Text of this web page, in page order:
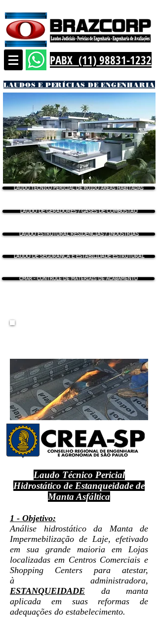
PABX (11) 98831-1232
LAUDOS E PERÍCIAS DE ENGENHARIA
LAUDO TÉCNICO PERICIAL DE RUÍDO ÁREAS HABITADAS
LAUDO DE GERADORES / GASES DE COMBUSTÃO
LAUDO ESTRUTURAL RESIDÊNCIAS / INDUSTRIAS
LAUDO DE SEGURANÇA E ESTABILIDADE ESTRUTURAL
CMAR - CONTROLE DE MATERIAIS DE ACABAMENTO
Laudo Técnico Pericial
Hidrostático de Estanqueidade de
Manta Asfáltica
1 - Objetivo:
Análise hidrostático da Manta de
Impermebilização de Laje, efetivado
em sua grande maioria em Lojas
localizadas em Centros Comerciais e
Shopping Centers para atestar,
à administradora,
ESTANQUEIDADE da manta
aplicada em suas reformas de
adequações do estabelecimento.